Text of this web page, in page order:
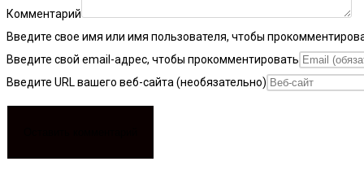
Комментарий
Введите свое имя или имя пользователя, чтобы
Введите свой email-адрес, чтобы прокомментировать
Введите URL вашего веб-сайта (необязательно)